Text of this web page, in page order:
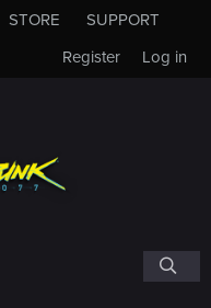
STORE
SUPPORT
Log in
Register